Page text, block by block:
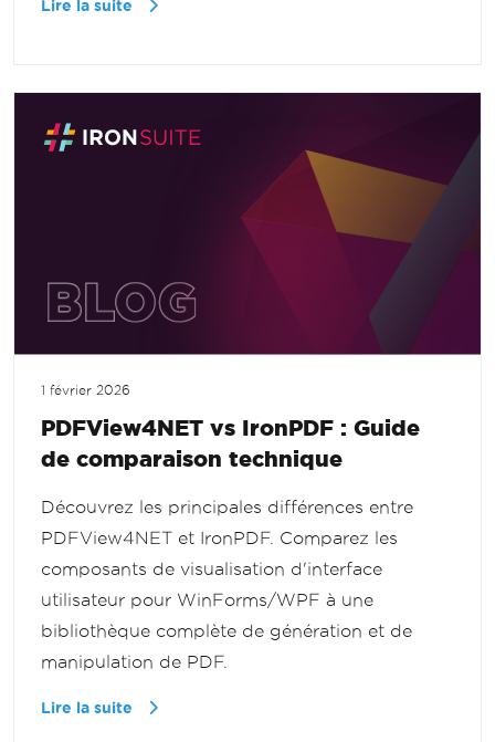
Lire la suite
1 février 2026
PDFView4NET vs IronPDF : Guide
de comparaison technique
Découvrez les principales différences entre
PDFView4NET et IronPDF. Comparez les
composants de visualisation d'interface
utilisateur pour WinForms/WPF à une
bibliothèque complète de génération et de
manipulation de PDF.
Lire la suite